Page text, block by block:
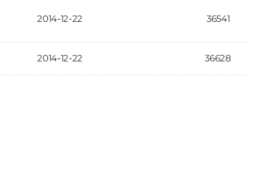
2014-12-22 36541
2014-12-22 36628